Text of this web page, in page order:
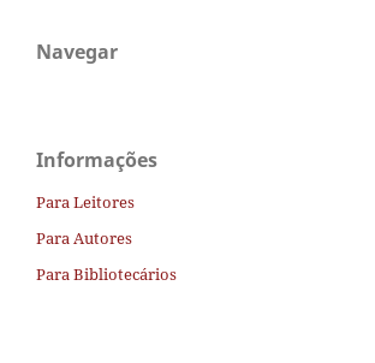
Navegar
Informações
Para Leitores
Para Autores
Para Bibliotecários